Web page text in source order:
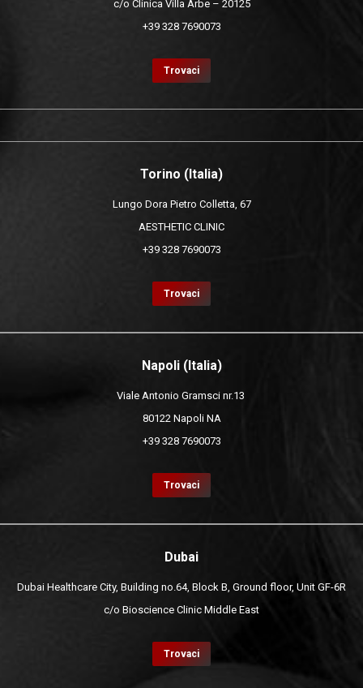
c/o Clinica Villa Arbe – 20125
+39 328 7690073
Trovaci
Torino (Italia)
Lungo Dora Pietro Colletta, 67
AESTHETIC CLINIC
+39 328 7690073
Trovaci
Napoli (Italia)
Viale Antonio Gramsci nr.13
80122 Napoli NA
+39 328 7690073
Trovaci
Dubai
Dubai Healthcare City, Building no.64, Block B, Ground floor, Unit GF-6R
c/o Bioscience Clinic Middle East
Trovaci